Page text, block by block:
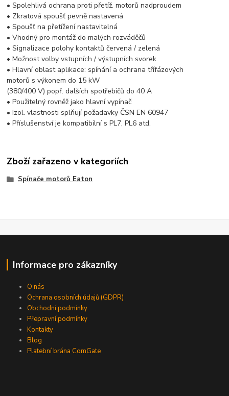
• Spolehlivá ochrana proti přetíž. motorů nadproudem
• Zkratová spoušť pevně nastavená
• Spoušť na přetížení nastavitelná
• Vhodný pro montáž do malých rozváděčů
• Signalizace polohy kontaktů červená / zelená
• Možnost volby vstupních / výstupních svorek
• Hlavní oblast aplikace: spínání a ochrana třífázových
motorů s výkonem do 15 kW
(380/400 V) popř. dalších spotřebičů do 40 A
• Použitelný rovněž jako hlavní vypínač
• Izol. vlastnosti splňují požadavky ČSN EN 60947
• Příslušenství je kompatibilní s PL7, PL6 atd.
Zboží zařazeno v kategoriích
Spínače motorů Eaton
Informace pro zákazníky
O nás
Ochrana osobních údajů (GDPR)
Obchodní podmínky
Přepravní podmínky
Kontakty
Blog
Platební brána ComGate